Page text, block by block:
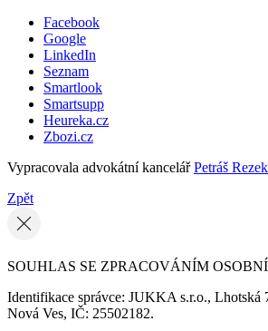
Facebook
Google
LinkedIn
Seznam
Smartlook
Smartsupp
Heureka.cz
Zbozi.cz
Vypracovala advokátní kancelářPetráš Rezek
Zpět
SOUHLAS SE ZPRACOVÁNÍM
Identifikace správce: JUKKA s.r.o., Lhotská
Nová Ves, IČ: 25502182.